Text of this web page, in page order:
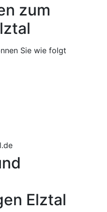
zum
Sie wie folgt
Elztal